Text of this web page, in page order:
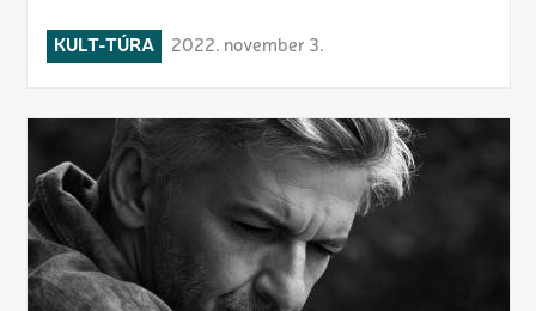
KULT-TÚRA 2022. november 3.